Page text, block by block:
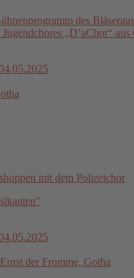
des
„D’aChor“ aus
mit dem Polizeichor
der Fromme, Gotha